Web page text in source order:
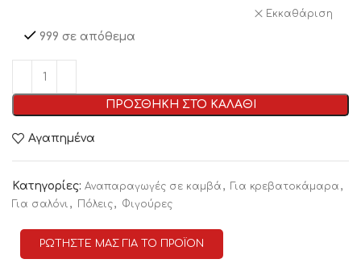
Εκκαθάριση
999 σε απόθεμα
ΠΡΟΣΘΗΚΗ ΣΤΟ ΚΑΛΑΘΙ
Αγαπημένα
Κατηγορίες: Αναπαραγωγές σε καμβά , Για κρεβατοκάμαρα ,
Για σαλόνι , Πόλεις, Φιγούρες
ΡΩΤΗΣΤΕ ΜΑΣ ΓΙΑ ΤΟ ΠΡΟΪΟΝ